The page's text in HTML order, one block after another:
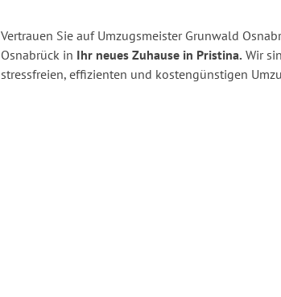
Vertrauen Sie auf Umzugsmeister Grunwald
Osnabrück in Ihr neues Zuhause in Pristina. Wir
stressfreien, effizienten und kostengünstigen